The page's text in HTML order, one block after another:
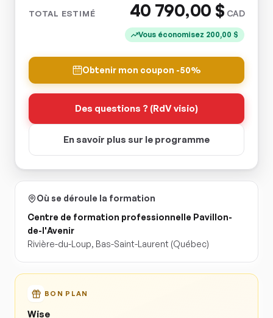
TOTAL ESTIMÉ 40 790,00 $ CAD
Vous économisez 200,00 $
Obtenir mon coupon -50%
Des questions ? (RdV visio)
En savoir plus sur le programme
Où se déroule la formation
Centre de formation professionnelle Pavillon-
de-l'Avenir
Rivière-du-Loup, Bas-Saint-Laurent (Québec)
BON PLAN
Wise